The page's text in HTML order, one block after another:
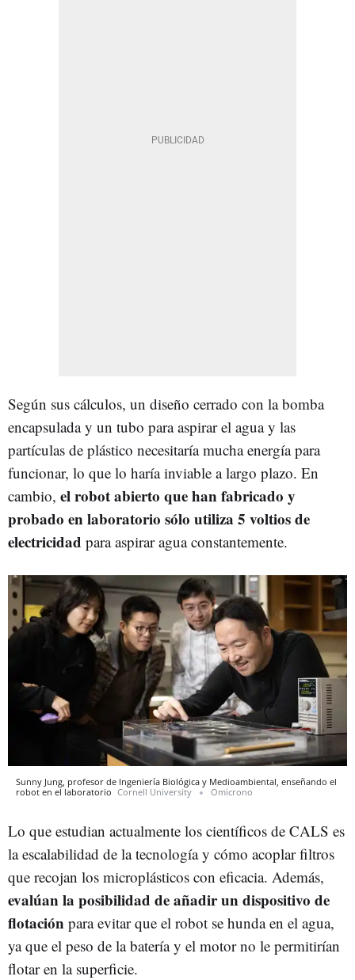
Según sus cálculos, un diseño cerrado con la bomba
encapsulada y un tubo para aspirar el agua y las
partículas de plástico necesitaría mucha energía para
funcionar, lo que lo haría inviable a largo plazo. En
cambio, el robot abierto que han fabricado y
probado en laboratorio sólo utiliza 5 voltios de
electricidad para aspirar agua constantemente.
Sunny Jung, profesor de Ingeniería Biológica y Medioambiental, enseñando el
robot en el laboratorio Cornell University Omicrono
Lo que estudian actualmente los científicos de CALS es
la escalabilidad de la tecnología y cómo acoplar filtros
que recojan los microplásticos con eficacia. Además,
evalúan la posibilidad de añadir un dispositivo de
flotación para evitar que el robot se hunda en el agua,
ya que el peso de la batería y el motor no le permitirían
flotar en la superficie.